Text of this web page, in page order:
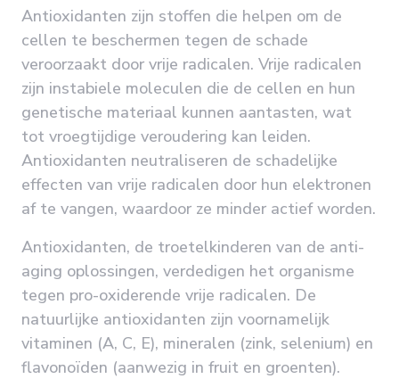
Antioxidanten zijn stoffen die helpen om de
cellen te beschermen tegen de schade
veroorzaakt door vrije radicalen. Vrije radicalen
zijn instabiele moleculen die de cellen en hun
genetische materiaal kunnen aantasten, wat
tot vroegtijdige veroudering kan leiden.
Antioxidanten neutraliseren de schadelijke
effecten van vrije radicalen door hun elektronen
af te vangen, waardoor ze minder actief worden.
Antioxidanten, de troetelkinderen van de anti-
aging oplossingen, verdedigen het organisme
tegen pro-oxiderende vrije radicalen. De
natuurlijke antioxidanten zijn voornamelijk
vitaminen (A, C, E), mineralen (zink, selenium) en
flavonoïden (aanwezig in fruit en groenten).